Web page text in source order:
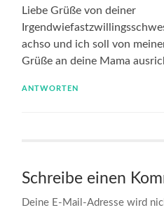
Liebe Grüße von deiner
achso und ich soll von
Grüße an deine Mama
ANTWORTEN
Schreibe einen
Deine E-Mail-Adresse wird